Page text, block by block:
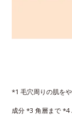
*1 毛穴周りの肌を
成分 *3 角層まで *4